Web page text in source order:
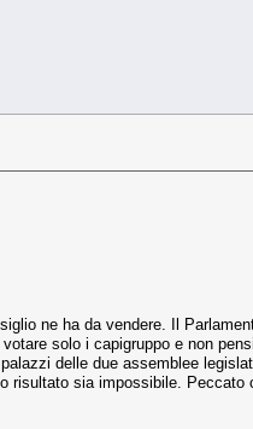
ne ha da vendere. Il
solo i capigruppo e non
delle due assemblee
sia impossibile. Peccato